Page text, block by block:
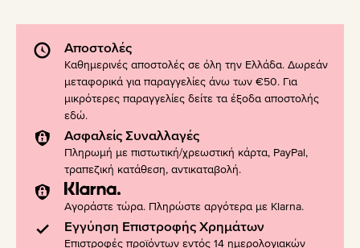
Αποστολές
Καθημερινές αποστολές σε όλη την Ελλάδα. Δωρεάν
μεταφορικά για παραγγελίες άνω των €50. Για
μικρότερες παραγγελίες δείτε τα έξοδα αποστολής
εδώ.
Ασφαλείς Συναλλαγές
Πληρωμή με πιστωτική/χρεωστική κάρτα, PayPal,
τραπεζική κατάθεση, αντικαταβολή.
Αγοράστε τώρα. Πληρώστε αργότερα με Klarna.
Εγγύηση Επιστροφής Χρημάτων
Επιστροφές προϊόντων εντός 14 ημερολογιακών